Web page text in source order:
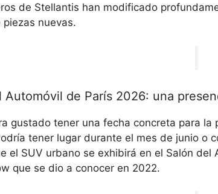
de Stellantis han modificado
piezas nuevas.
Automóvil de París 2026: una
gustado tener una fecha concreta para la
tener lugar durante el mes de junio o
el SUV urbano se exhibirá en el Salón
que se dio a conocer en 2022.